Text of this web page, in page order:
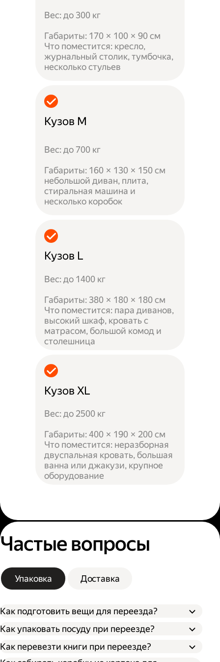
Вес: до 300 кг
Габариты: 170 × 100 × 90 см
Что поместится: кресло,
журнальный столик, тумбочка,
несколько стульев
Кузов M
Вес: до 700 кг
Габариты: 160 × 130 × 150 см
небольшой диван, плита,
стиральная машина и
несколько коробок
Кузов L
Вес: до 1400 кг
Габариты: 380 × 180 × 180 см
Что поместится: пара диванов,
высокий шкаф, кровать с
матрасом, большой комод и
столешница
Кузов XL
Вес: до 2500 кг
Габариты: 400 × 190 × 200 см
Что поместится: неразборная
двуспальная кровать, большая
ванна или джакузи, крупное
оборудование
Частые вопросы
Упаковка Доставка
Как подготовить вещи для переезда?
Сначала упакуйте предметы интерьера,
обувь и одежду, которые не понадобятся в
Как упаковать посуду при переезде?
Застелите дно коробки поролоном,
синтепоном или другим мягким
Как перевезти книги при переезде?